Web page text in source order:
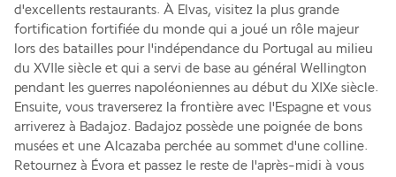
d'excellents restaurants. À Elvas, visitez la plus grande
fortification fortifiée du monde qui a joué un rôle majeur
lors des batailles pour l'indépendance du Portugal au milieu
du XVIIe siècle et qui a servi de base au général Wellington
pendant les guerres napoléoniennes au début du XIXe siècle.
Ensuite, vous traverserez la frontière avec l'Espagne et vous
arriverez à Badajoz. Badajoz possède une poignée de bons
musées et une Alcazaba perchée au sommet d'une colline.
Retournez à Évora et passez le reste de l'après-midi à vous